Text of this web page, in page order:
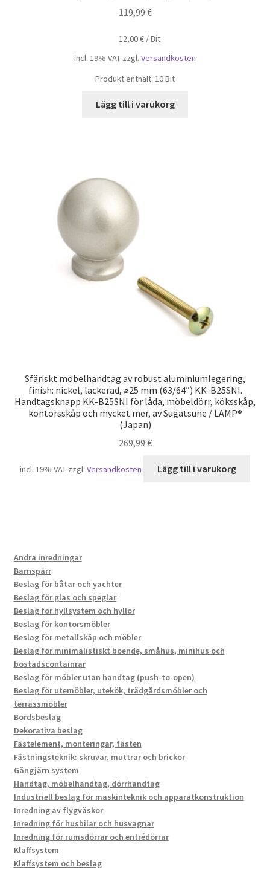
119,99 €
12,00€/Bit
incl. 19% VAT zzgl. Versandkosten
Produkt enthält: 10Bit
Lägg till i varukorg
Sfäriskt möbelhandtag av robust aluminiumlegering,
finish: nickel, lackerad, ⌀25 mm (63/64″) KK-B25SNI.
Handtagsknapp KK-B25SNI för låda, möbeldörr, köksskåp,
kontorsskåp och mycket mer, av Sugatsune / LAMP®
(Japan)
269,99 €
incl. 19% VAT zzgl.Versandkosten Lägg till i varukorg
Andra inredningar
Barnspärr
Beslag för båtar och yachter
Beslag för glas och speglar
Beslag för hyllsystem och hyllor
Beslag för kontorsmöbler
Beslag för metallskåp och möbler
Beslag för minimalistiskt boende, småhus, minihus och
bostadscontainrar
Beslag för möbler utan handtag (push-to-open)
Beslag för utemöbler, utekök, trädgårdsmöbler och
terrassmöbler
Bordsbeslag
Dekorativa beslag
Fästelement, monteringar, fästen
Fästningsteknik: skruvar, muttrar och brickor
Gångjärn system
Handtag, möbelhandtag, dörrhandtag
Industriell beslag för maskinteknik och apparatkonstruktion
Inredning av flygväskor
Inredning för husbilar och husvagnar
Inredning för rumsdörrar och entrédörrar
Klaffsystem
Klaffsystem och beslag